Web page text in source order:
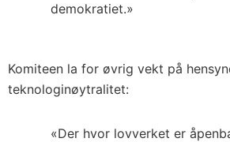
demokratiet.»
Komiteen la for øvrig vekt på
teknologinøytralitet:
«Der hvor lovverket er